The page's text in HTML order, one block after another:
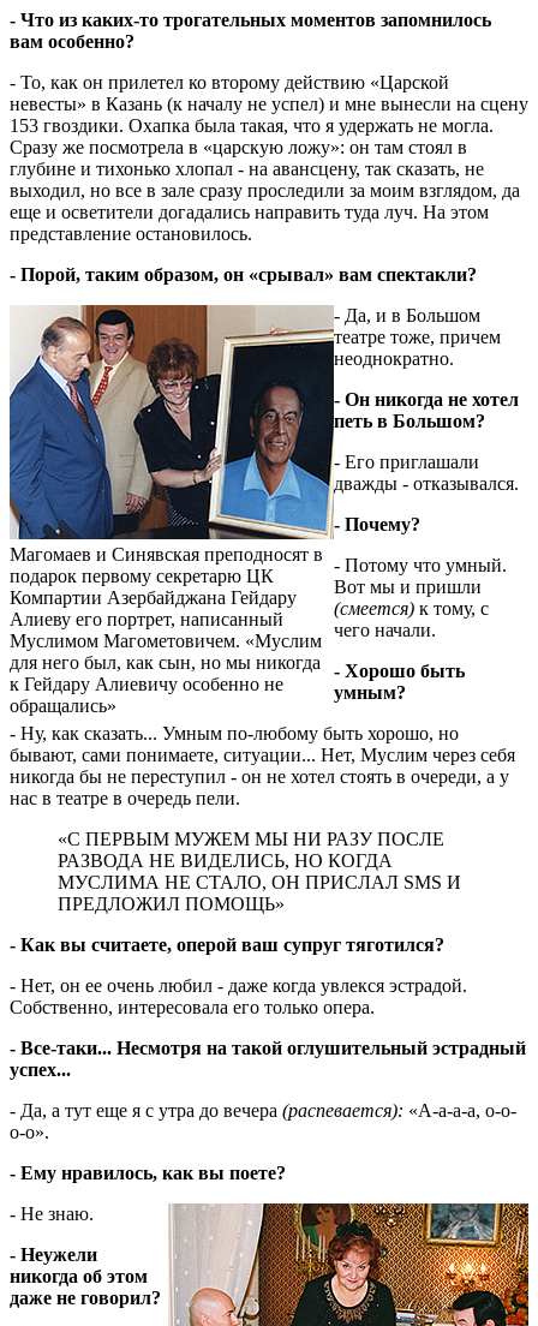
- Что из каких-то трогательных моментов запомнилось
вам особенно?
- То, как он прилетел ко второму действию «Царской
невесты» в Казань (к началу не успел) и мне вынесли на сцену
153 гвоздики. Охапка была такая, что я удержать не могла.
Сразу же посмотрела в «царскую ложу»: он там стоял в
глубине и тихонько хлопал - на авансцену, так сказать, не
выходил, но все в зале сразу проследили за моим взглядом, да
еще и осветители догадались направить туда луч. На этом
представление остановилось.
- Порой, таким образом, он «срывал» вам спектакли?
Магомаев и Синявская преподносят в
подарок первому секретарю ЦК
Компартии Азербайджана Гейдару
Алиеву его портрет, написанный
Муслимом Магометовичем. «Муслим
для него был, как сын, но мы никогда
к Гейдару Алиевичу особенно не
обращались»
- Да, и в Большом
театре тоже, причем
неоднократно.
- Он никогда не хотел
петь в Большом?
- Его приглашали
дважды - отказывался.
- Почему?
- Потому что умный.
Вот мы и пришли
(смеется) к тому, с
чего начали.
- Хорошо быть
умным?
- Ну, как сказать... Умным по-любому быть хорошо, но
бывают, сами понимаете, ситуации... Нет, Муслим через себя
никогда бы не переступил - он не хотел стоять в очереди, а у
нас в театре в очередь пели.
«С ПЕРВЫМ МУЖЕМ МЫ НИ РАЗУ ПОСЛЕ
РАЗВОДА НЕ ВИДЕЛИСЬ, НО КОГДА
МУСЛИМА НЕ СТАЛО, ОН ПРИСЛАЛ SMS И
ПРЕДЛОЖИЛ ПОМОЩЬ»
- Как вы считаете, оперой ваш супруг тяготился?
- Нет, он ее очень любил - даже когда увлекся эстрадой.
Собственно, интересовала его только опера.
- Все-таки... Несмотря на такой оглушительный эстрадный
успех...
- Да, а тут еще я с утра до вечера (распевается): «А-а-а-а, о-о-
о-о».
- Ему нравилось, как вы поете?
- Не знаю.
- Неужели
никогда об этом
даже не говорил?